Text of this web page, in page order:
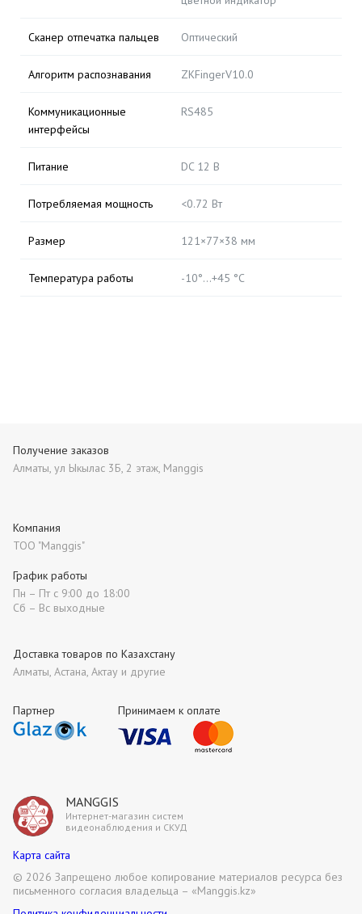
Сканер отпечатка пальцев Оптический
Алгоритм распознавания ZKFingerV10.0
Коммуникационные
интерфейсы
RS485
Питание DC 12 В
Потребляемая мощность <0.72 Вт
Размер 121×77×38 мм
Температура работы -10°...+45 °С
MANGGIS
Интернет-магазин систем
видеонаблюдения и СКУД
Партнер Принимаем к оплате
Получение заказов
Алматы, ул Ыкылас 3Б, 2 этаж, Manggis
Компания
ТОО "Manggis"
Доставка товаров по Казахстану
Алматы, Астана, Актау и другие
График работы
Пн – Пт с 9:00 до 18:00
Сб – Вс выходные
Карта сайта
© 2026 Запрещено любое копирование материалов ресурса без
письменного согласия владельца – «Manggis.kz»